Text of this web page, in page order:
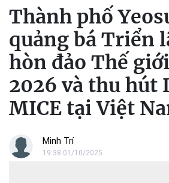
Thành phố
quảng bá Triển
hòn đảo Thế
2026 và thu hút
MICE tại Việt
Minh Trí
19:38 01/10/2025